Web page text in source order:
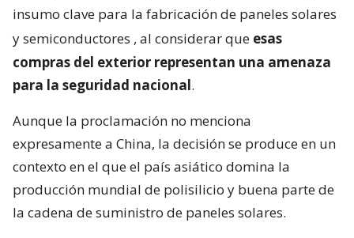
insumo clave para la fabricación de paneles solares
y semiconductores , al considerar que esas
compras del exterior representan una amenaza
para la seguridad nacional.
Aunque la proclamación no menciona
expresamente a China, la decisión se produce en un
contexto en el que el país asiático domina la
producción mundial de polisilicio y buena parte de
la cadena de suministro de paneles solares.